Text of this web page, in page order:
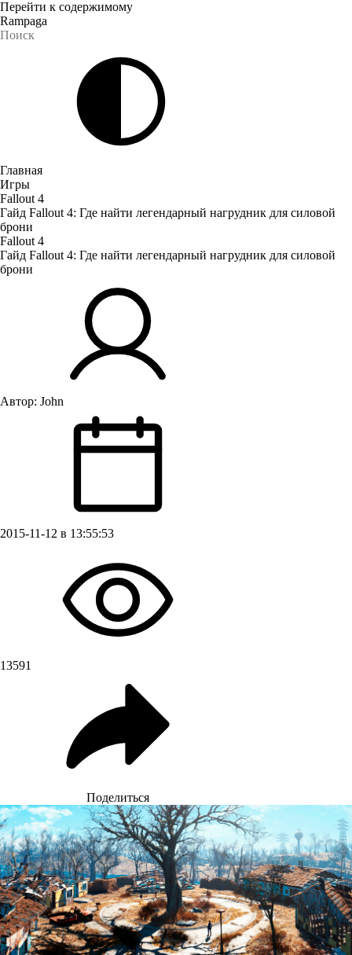
Перейти к содержимому
Rampaga
Главная
Игры
Fallout 4
Гайд Fallout 4: Где найти легендарный нагрудник для силовой
брони
Fallout 4
Гайд Fallout 4: Где найти легендарный нагрудник для силовой
брони
Автор: John
2015-11-12 в 13:55:53
13591
Поделиться